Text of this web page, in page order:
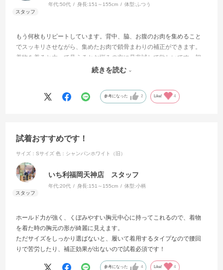
年代:50代 身長:151～155cm 体型:ふつう
もう何枚もリピートしています。背中、脇、お腹のお肉を集めること
でスッキリさせながら、集めたお肉で鎖骨まわりの補正ができます。
着物を着ると太って見えるとお悩みの方に是非試して欲しいです。初
めての方はサイズ選びや着用の仕方にアドバイス必須なのでお店で試
続きを読む
参考になった 2 Like! 4
試着おすすめです！
サイズ：Sサイズ 色：シャンパンホワイト（旧）
いち利福岡天神店 スタッフ
年代:20代 身長:151～155cm 体型:小柄
ホールド力が強く、くぼみやすい胸元中心に持ってこれるので、着物
を着た時の胸元の形が綺麗に見えます。
ただサイズをしっかり選ばないと、履いて着用するタイプなので腰回
りで苦労したり、補正効果が出ないので試着必須です！
参考になった 4 Like! 4